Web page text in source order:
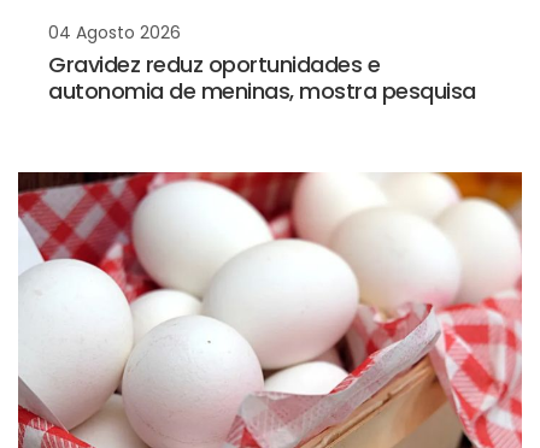
04 Agosto 2026
Gravidez reduz oportunidades e
autonomia de meninas, mostra pesquisa